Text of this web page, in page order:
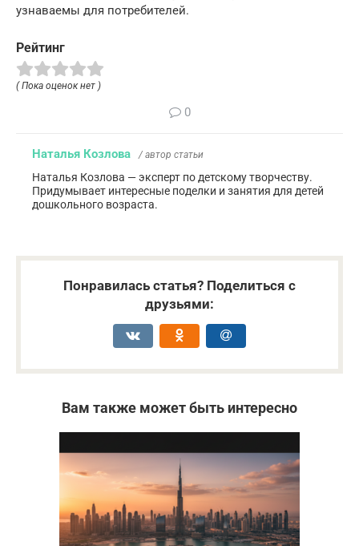
узнаваемы для потребителей.
Рейтинг
( Пока оценок нет )
0
Наталья Козлова / автор статьи
Наталья Козлова — эксперт по детскому творчеству.
Придумывает интересные поделки и занятия для детей
дошкольного возраста.
Понравилась статья? Поделиться с
друзьями:
Вам также может быть интересно